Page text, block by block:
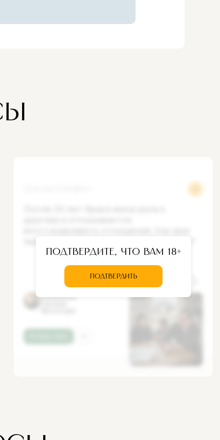
Иеромонаха
Подтвердите, что вам 18+
ПОДТВЕРДИТЬ